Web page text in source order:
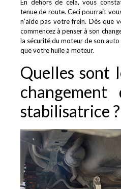
En dehors de cela, vous
tenue de route. Ceci pourrait
n’aide pas votre frein. Dès que
commencez à penser à son
la sécurité du moteur de son
que votre huile à moteur.
Quelles sont
changement
stabilisatrice ?